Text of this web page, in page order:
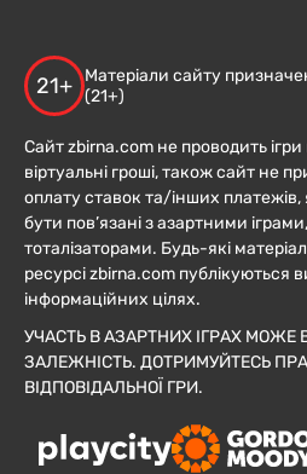
21+
Матеріали сайту
(21+)
Сайт zbirna.com не проводить
віртуальні гроші, також сайт не
оплату ставок та/інших платежів,
бути пов’язані з азартними
тоталізаторами. Будь-які
ресурсі zbirna.com публікуються
інформаційних цілях.
УЧАСТЬ В АЗАРТНИХ ІГРАХ МОЖЕ
ЗАЛЕЖНІСТЬ. ДОТРИМУЙТЕСЬ
ВІДПОВІДАЛЬНОЇ ГРИ.